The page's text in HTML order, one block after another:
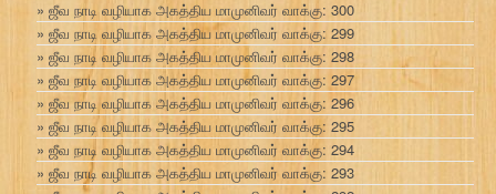
ஜீவ நாடி வழியாக அகத்திய மாமுனிவர் வாக்கு: 300
ஜீவ நாடி வழியாக அகத்திய மாமுனிவர் வாக்கு: 299
ஜீவ நாடி வழியாக அகத்திய மாமுனிவர் வாக்கு: 298
ஜீவ நாடி வழியாக அகத்திய மாமுனிவர் வாக்கு: 297
ஜீவ நாடி வழியாக அகத்திய மாமுனிவர் வாக்கு: 296
ஜீவ நாடி வழியாக அகத்திய மாமுனிவர் வாக்கு: 295
ஜீவ நாடி வழியாக அகத்திய மாமுனிவர் வாக்கு: 294
ஜீவ நாடி வழியாக அகத்திய மாமுனிவர் வாக்கு: 293